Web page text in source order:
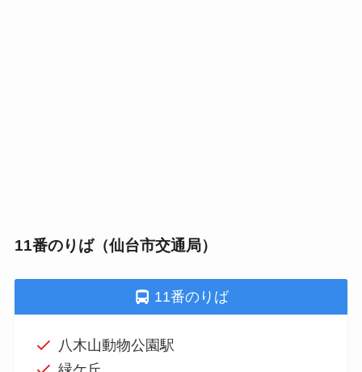
11番のりば（仙台市交通局）
11番のりば
八木山動物公園駅